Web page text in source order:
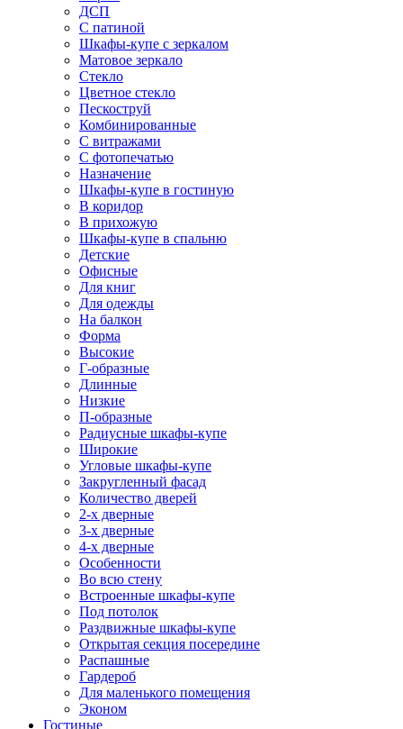
ДСП
С патиной
Шкафы-купе с зеркалом
Матовое зеркало
Стекло
Цветное стекло
Пескоструй
Комбинированные
С витражами
С фотопечатью
Назначение
Шкафы-купе в гостиную
В коридор
В прихожую
Шкафы-купе в спальню
Детские
Офисные
Для книг
Для одежды
На балкон
Форма
Высокие
Г-образные
Длинные
Низкие
П-образные
Радиусные шкафы-купе
Широкие
Угловые шкафы-купе
Закругленный фасад
Количество дверей
2-х дверные
3-х дверные
4-х дверные
Особенности
Во всю стену
Встроенные шкафы-купе
Под потолок
Раздвижные шкафы-купе
Открытая секция посередине
Распашные
Гардероб
Для маленького помещения
Эконом
Гостиные